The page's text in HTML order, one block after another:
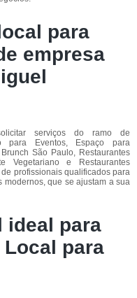
para
empresa
serviços do ramo de
para Eventos, Espaço para
São Paulo, Restaurantes
Vegetariano e Restaurantes
profissionais qualificados para
modernos, que se ajustam a sua
ideal para
Local para